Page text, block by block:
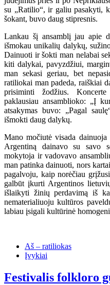
su „Ratilio“, ir galiu pasakyti,
šokant, buvo daug stipresnis.
Lankau šį ansamblį jau apie
išmokau unikalių dalykų,
Dainuoti ir šokti man nelabai
kiti dalykai, pavyzdžiui,
man sekasi geriau, bet
ratiliokai man padeda, raiškiai
prisiminti žodžius.
paklausiau ansamblioko: „Į
atsakymas buvo: „Pagal
išmokti daug dalykų.
Mano močiutė visada
Argentiną dainavo su savo
mokytoja ir vadovavo
man patinka dainuoti, nors
pagalvoju, kaip norėčiau
galbūt įkurti Argentinos
išlaikyti žinių perdavimą iš
nematerialiuoju kultūros
labiau įsigali kultūrinė
Aš – ratiliokas
Įvykiai
Festivalis folkloro